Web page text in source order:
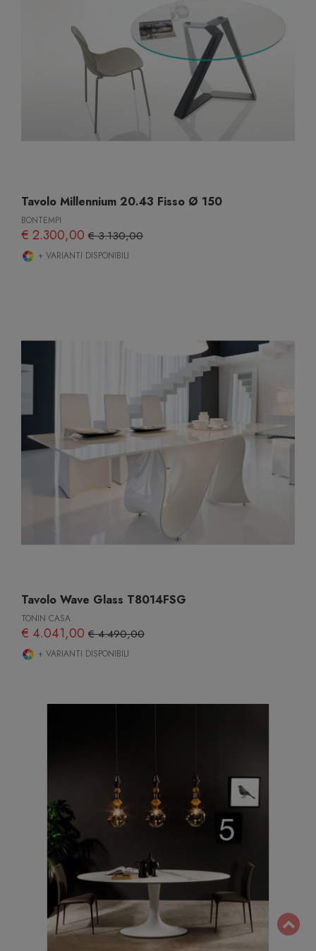
Tavolo Millennium 20.43 Fisso Ø 150
BONTEMPI
€ 2.300,00 € 3.130,00
+ VARIANTI DISPONIBILI
Tavolo Wave Glass T8014FSG
TONIN CASA
€ 4.041,00 € 4.490,00
+ VARIANTI DISPONIBILI